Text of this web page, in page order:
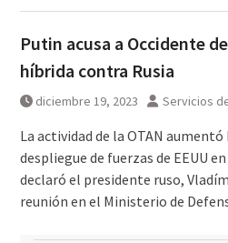
Putin acusa a Occidente
híbrida contra Rusia
diciembre 19, 2023 Servicios
La actividad de la OTAN
despliegue de fuerzas de EEUU
declaró el presidente ruso,
reunión en el Ministerio de